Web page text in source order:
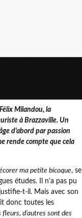
Milandou, la
à Brazzaville. Un
d'abord par passion
rende compte que cela
ma petite bicoque, se
études. Il n’a pas pu
t-il. Mais avec son
donc toutes les
d’autres sont des